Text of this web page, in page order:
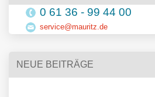
0 61 36 - 99 44 00
service@mauritz.de
NEUE BEITRÄGE